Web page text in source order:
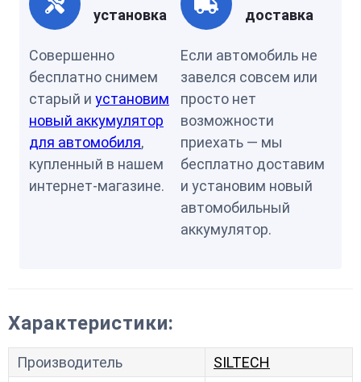
установка
Совершенно
бесплатно снимем
старый и установим
новый аккумулятор
для автомобиля,
купленный в нашем
интернет-магазине.
доставка
Если автомобиль не
завелся совсем или
просто нет
возможности
приехать — мы
бесплатно доставим
и установим новый
автомобильный
аккумулятор.
Характеристики:
Производитель
SILTECH